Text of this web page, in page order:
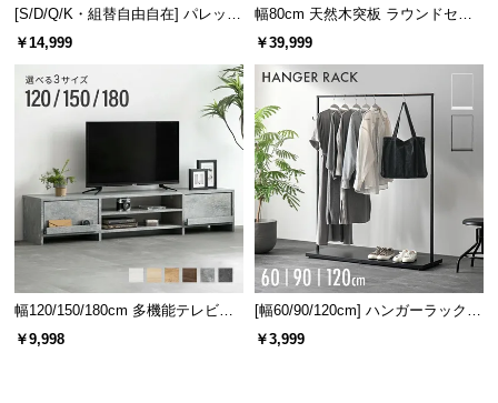
[S/D/Q/K・組替自由自在] パレット
ベッド 8/12/16枚セット
￥14,999
幅80cm 天然木突板 ラウンドセン
ターテーブル 美しい格子デザイン
￥39,999
幅120/150/180cm 多機能テレビボ
ード 木目/石目調 オープン収納・
￥9,998
[幅60/90/120cm] ハンガーラック
スチール 4段階高さ調節 サイドフ
￥3,999